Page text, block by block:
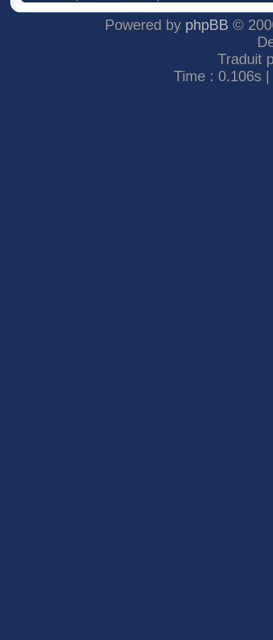
Powered by phpBB ©
Traduit
Time : 0.106s